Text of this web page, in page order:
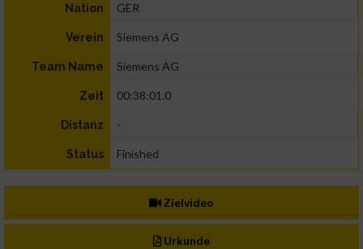
Nation GER
Verein Siemens AG
Team Name Siemens AG
Zeit 00:38:01.0
Distanz -
Status Finished
Zielvideo
Urkunde